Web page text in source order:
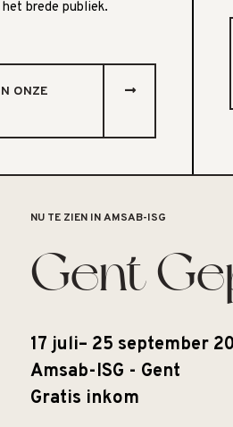
brede publiek.
ONZE
NU TE ZIEN IN AMSAB-ISG
Gent
17 juli– 25 september
Amsab-ISG - Gent
Gratis inkom